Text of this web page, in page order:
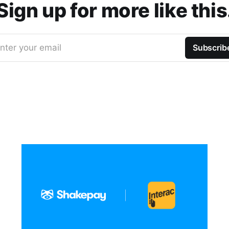
up for more like
your email